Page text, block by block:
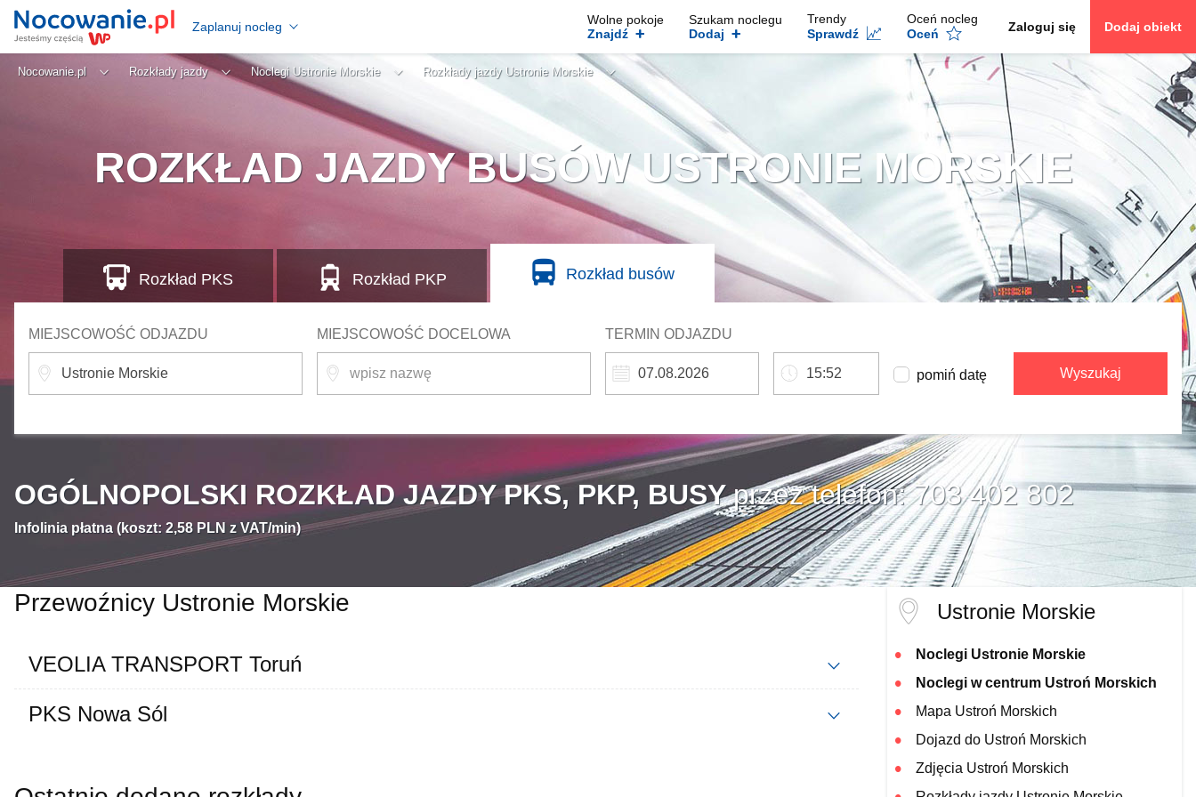
Zaplanuj nocleg
Wolne pokoje
Znajdź +
Szukam noclegu
Dodaj +
Trendy
Sprawdź
Oceń nocleg
Oceń
Zaloguj się Dodaj obiekt
Nocowanie.pl Rozkłady jazdy Noclegi Ustronie Morskie Rozkłady jazdy Ustronie Morskie
ROZKŁAD JAZDY BUSÓW USTRONIE MORSKIE
MIEJSCOWOŚĆ ODJAZDU MIEJSCOWOŚĆ DOCELOWA TERMIN ODJAZDU
pomiń datę Wyszukaj
Rozkład PKS Rozkład PKP Rozkład busów
OGÓLNOPOLSKI ROZKŁAD JAZDY PKS, PKP, BUSY przez telefon: 703 402 802
Infolinia płatna (koszt: 2,58 PLN z VAT/min)
Przewoźnicy Ustronie Morskie
VEOLIA TRANSPORT Toruń
PKS Nowa Sól
Ustronie Morskie
Noclegi Ustronie Morskie
Noclegi w centrum Ustroń Morskich
Mapa Ustroń Morskich
Dojazd do Ustroń Morskich
Zdjęcia Ustroń Morskich